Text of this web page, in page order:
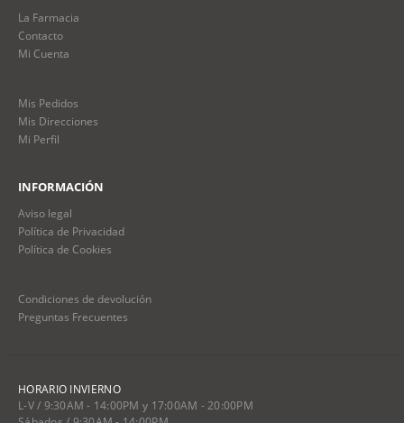
La Farmacia
Contacto
Mi Cuenta
Mis Pedidos
Mis Direcciones
Mi Perfil
INFORMACIÓN
Aviso legal
Política de Privacidad
Política de Cookies
Condiciones de devolución
Preguntas Frecuentes
HORARIO INVIERNO
L-V / 9:30AM - 14:00PM y 17:00AM - 20:00PM